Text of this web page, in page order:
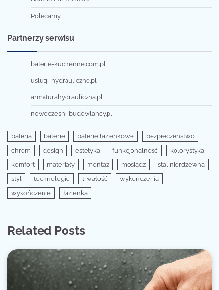
Polecamy
Partnerzy serwisu
baterie-kuchenne.com.pl
uslugi-hydrauliczne.pl
armaturahydrauliczna.pl
nowoczesni-budowlancy.pl
bateria baterie baterie łazienkowe
bezpieczeństwo
chrom
design estetyka funkcjonalność
kolorystyka
komfort
materiały montaż mosiądz
stal nierdzewna
styl
technologie trwałość
wykończenia
wykończenie
łazienka
Related Posts